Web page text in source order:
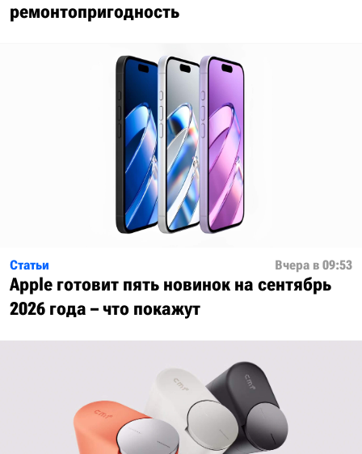
ремонтопригодность
Статьи Вчера в 09:53
Apple готовит пять новинок на сентябрь
2026 года – что покажут